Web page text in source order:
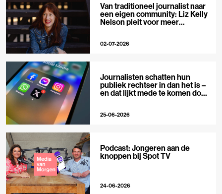
Van traditioneel journalist naar
een eigen community: Liz Kelly
Nelson pleit voor meer
02-07-2026
Journalisten schatten hun
publiek rechtser in dan het is –
en dat lijkt mede te komen door
25-06-2026
Podcast: Jongeren aan de
knoppen bij Spot TV
24-06-2026